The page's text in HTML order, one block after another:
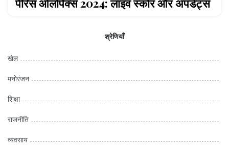
पेरिस ओलंपिक्स 2024: लाइव स्कोर और अपडेट्स
श्रेणियाँ
खेल
मनोरंजन
शिक्षा
राजनीति
व्यवसाय